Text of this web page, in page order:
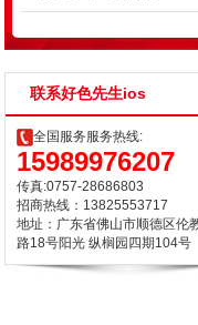
联系好色先生ios
全国服务服务热线:
15989976207
传真:0757-28686803
招商热线：13825553717
地址：广东省佛山市顺德区伦
路18号阳光 纵榈园四期104号